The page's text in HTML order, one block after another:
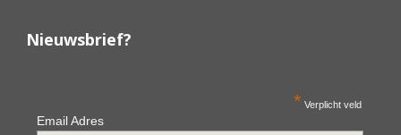
Nieuwsbrief?
* Verplicht veld
Email Adres